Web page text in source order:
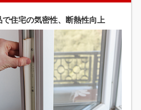
住宅の気密性、断熱性向上